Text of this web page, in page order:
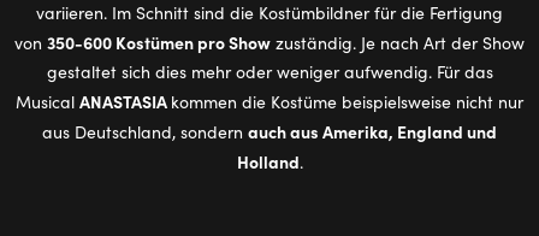
variieren. Im Schnitt sind die Kostümbildner für die Fertigung
von 350-600 Kostümen pro Show zuständig. Je nach Art der Show
gestaltet sich dies mehr oder weniger aufwendig. Für das
Musical ANASTASIA kommen die Kostüme beispielsweise nicht nur
aus Deutschland, sondern auch aus Amerika, England und
Holland.